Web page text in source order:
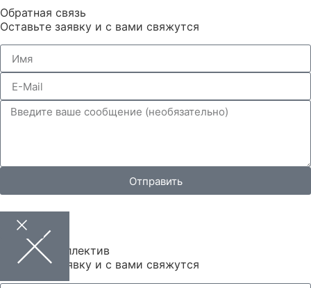
Обратная связь
Оставьте заявку и с вами свяжутся
Отправить
Запись в коллектив
Оставьте заявку и с вами свяжутся